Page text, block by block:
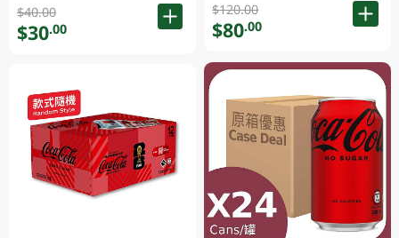
$40.00
$30.00
$120.00
$80.00